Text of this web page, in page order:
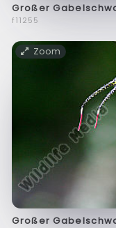
Großer
f11255
Zoom
Großer